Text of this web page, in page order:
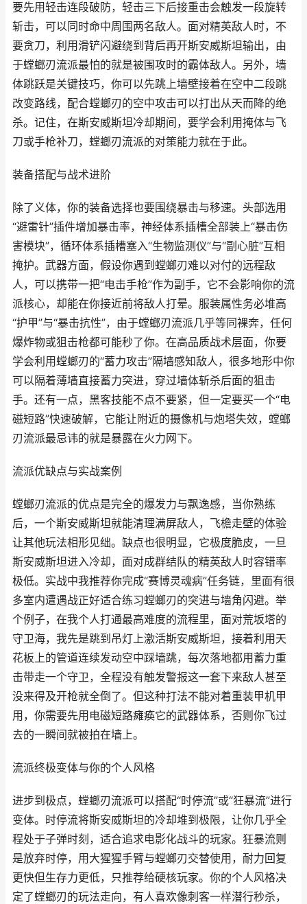
要先用轻击连段破防，轻击三下后接重击会触发一段旋转
斩击，可以同时命中周围两名敌人。面对精英敌人时，不
要贪刀，利用滑铲闪避绕到背后再开斯安威斯坦输出，由
于螳螂刃流派最怕的就是被围攻时的霸体敌人。另外，墙
体跳跃是关键技巧，你可以先跳上墙壁接着在空中二段跳
改变路线，配合螳螂刃的空中攻击可以打出从天而降的绝
杀。记住，在斯安威斯坦冷却期间，要学会利用掩体与飞
刀或手枪补刀，螳螂刃流派的对策能力就在于此。
装备搭配与战术进阶
除了义体，你的装备选择也要围绕暴击与移速。头部选用
“避雷针”插件增加暴击率，神经体系插槽全部装上“暴击伤
害模块”，循环体系插槽塞入“生物监测仪”与“副心脏”互相
掩护。武器方面，假设你遇到螳螂刃难以对付的远程敌
人，可以携带一把“电击手枪”作为副手，它不会影响你的流
派核心，却能在你接近前将敌人打晕。服装属性务必堆高
“护甲”与“暴击抗性”，由于螳螂刃流派几乎等同裸奔，任何
爆炸物或狙击枪都可能秒了你。在高品质战术层面，你要
学会利用螳螂刃的“蓄力攻击”隔墙感知敌人，很多地形中你
可以隔着薄墙直接蓄力突进，穿过墙体斩杀后面的狙击
手。还有一点，黑客技能不点不要紧，但一定要买一个“电
磁短路”快速破解，它能让附近的摄像机与炮塔失效，螳螂
刃流派最忌讳的就是暴露在火力网下。
流派优缺点与实战案例
螳螂刃流派的优点是完全的爆发力与飘逸感，当你熟练
后，一个斯安威斯坦就能清理满屏敌人，飞檐走壁的体验
让其他玩法相形见绌。缺点也很明显，它极度脆皮，一旦
斯安威斯坦进入冷却，面对成群结队的精英敌人时容错率
极低。实战中我推荐你完成“赛博灵魂病”任务链，里面有很
多室内遭遇战正好适合练习螳螂刃的突进与墙角闪避。举
个例子，在我个人打通最高难度的流程里，面对荒坂塔的
守卫海，我先是跳到吊灯上激活斯安威斯坦，接着利用天
花板上的管道连续发动空中踩墙跳，每次落地都用蓄力重
击带走一个守卫，全程没有触发警报这一套下来敌人甚至
没来得及开枪就全倒了。但这种打法不能对着重装甲机甲
用，你需要先用电磁短路瘫痪它的武器体系，否则你飞过
去的一瞬间就被拍在墙上。
流派终极变体与你的个人风格
进步到极点，螳螂刃流派可以搭配“时停流”或“狂暴流”进行
变体。时停流将斯安威斯坦的冷却堆到极限，让你几乎全
程处于子弹时刻，适合追求电影化战斗的玩家。狂暴流则
是放弃时停，用大猩猩手臂与螳螂刃交替使用，耐力回复
更快但生存力更低，只推荐给硬核玩家。你的个人风格决
定了螳螂刃的玩法走向，有人喜欢像刺客一样潜行秒杀，